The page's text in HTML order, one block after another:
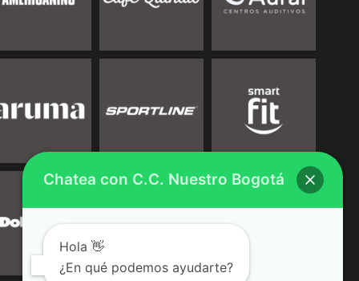
Chatea con C.C. Nuestro Bogotá
Hola 👋
¿En qué podemos ayudarte?